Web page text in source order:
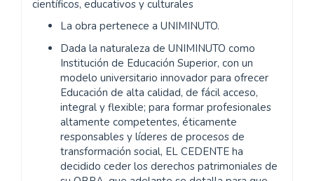
científicos, educativos y culturales
La obra pertenece a UNIMINUTO.
Dada la naturaleza de UNIMINUTO como
Institución de Educación Superior, con un
modelo universitario innovador para ofrecer
Educación de alta calidad, de fácil acceso,
integral y flexible; para formar profesionales
altamente competentes, éticamente
responsables y líderes de procesos de
transformación social, EL CEDENTE ha
decidido ceder los derechos patrimoniales de